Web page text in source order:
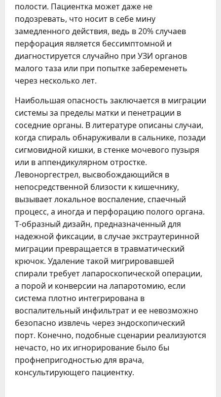
полости. Пациентка может даже не
подозревать, что носит в себе мину
замедленного действия, ведь в 20% случаев
перфорация является бессимптомной и
диагностируется случайно при УЗИ органов
малого таза или при попытке забеременеть
через несколько лет.
Наибольшая опасность заключается в миграции
системы за пределы матки и пенетрации в
соседние органы. В литературе описаны случаи,
когда спираль обнаруживали в сальнике, позади
сигмовидной кишки, в стенке мочевого пузыря
или в аппендикулярном отростке.
Левоноргестрел, высвобождающийся в
непосредственной близости к кишечнику,
вызывает локальное воспаление, спаечный
процесс, а иногда и перфорацию полого органа.
Т-образный дизайн, предназначенный для
надежной фиксации, в случае экстраутеринной
миграции превращается в травматический
крючок. Удаление такой мигрировавшей
спирали требует лапароскопической операции,
а порой и конверсии на лапаротомию, если
система плотно интегрирована в
воспалительный инфильтрат и ее невозможно
безопасно извлечь через эндоскопический
порт. Конечно, подобные сценарии реализуются
нечасто, но их игнорирование было бы
профнепригодностью для врача,
консультирующего пациентку.